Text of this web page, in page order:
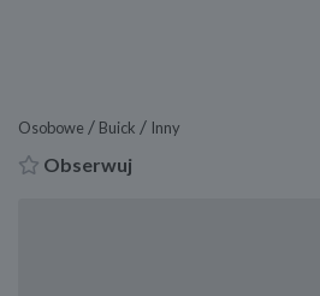
Osobowe / Buick / Inny
Obserwuj